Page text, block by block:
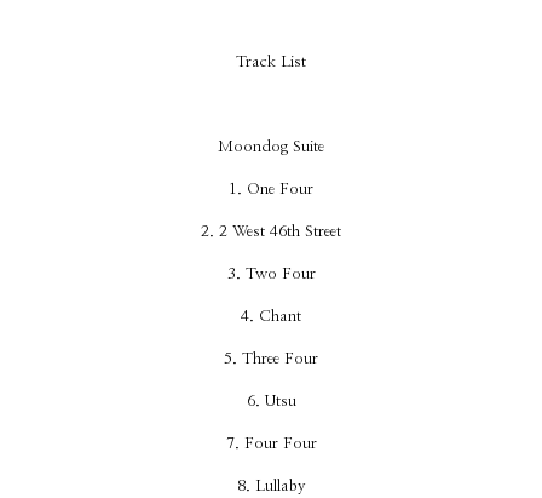
Track List
Moondog Suite
1. One Four
2. 2 West 46th Street
3. Two Four
4. Chant
5. Three Four
6. Utsu
7. Four Four
8. Lullaby